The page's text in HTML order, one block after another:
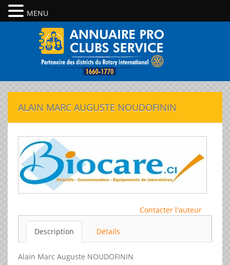
ALAIN MARC AUGUSTE NOUDOFININ
Contacter l'auteur
Description Détails
Alain Marc Auguste NOUDOFININ
MENU